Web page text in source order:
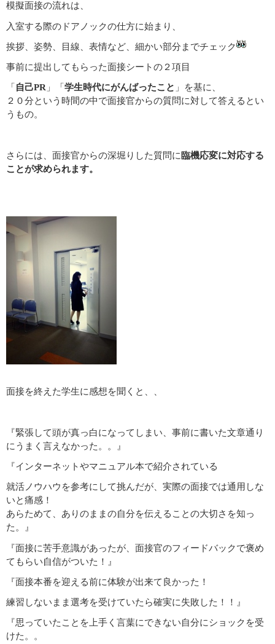
模擬面接の流れは、
入室する際のドアノックの仕方に始まり、
挨拶、姿勢、目線、表情など、細かい部分までチェック
事前に提出してもらった面接シートの２項目
「 自己PR 」「 学生時代にがんばったこと 」を基に、
２０分という時間の中で面接官からの質問に対して答えるとい
うもの。
さらには、面接官からの深堀りした質問に 臨機応変に対応する
ことが求められます。
面接を終えた学生に感想を聞くと、、
『緊張して頭が真っ白になってしまい、事前に書いた文章通り
にうまく言えなかった。。』
『インターネットやマニュアル本で紹介されている
就活ノウハウを参考にして挑んだが、実際の面接では通用しな
いと痛感！
あらためて、ありのままの自分を伝えることの大切さを知っ
た。』
『面接に苦手意識があったが、面接官のフィードバックで褒め
てもらい自信がついた！』
『面接本番を迎える前に体験が出来て良かった！
練習しないまま選考を受けていたら確実に失敗した！！』
『思っていたことを上手く言葉にできない自分にショックを受
けた。。